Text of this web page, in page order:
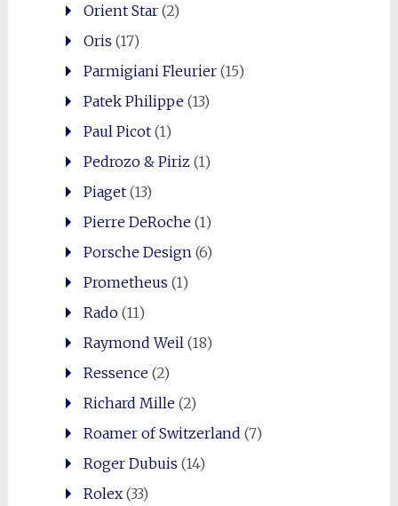
Orient Star(2)
Oris (17)
Parmigiani Fleurier(15)
Patek Philippe(13)
Paul Picot(1)
Pedrozo & Piriz (1)
Piaget(13)
Pierre DeRoche(1)
Porsche Design (6)
Prometheus (1)
Rado(11)
Raymond Weil (18)
Ressence(2)
Richard Mille(2)
Roamer of Switzerland (7)
Roger Dubuis (14)
Rolex(33)